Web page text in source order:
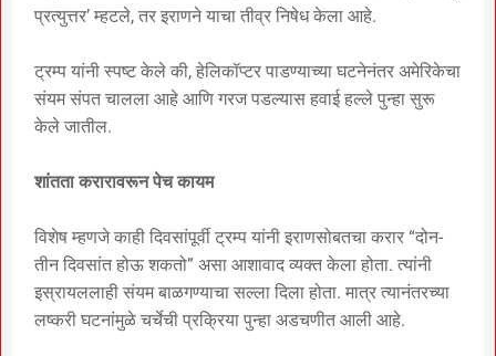
प्रत्युत्तर’ म्हटले, तर इराणने याचा तीव्र निषेध केला आहे.
ट्रम्प यांनी स्पष्ट केले की, हेलिकॉप्टर पाडण्याच्या घटनेनंतर अमेरिकेचा
संयम संपत चालला आहे आणि गरज पडल्यास हवाई हल्ले पुन्हा सुरू
केले जातील.
शांतता करारावरून पेच कायम
विशेष म्हणजे काही दिवसांपूर्वी ट्रम्प यांनी इराणसोबतचा करार “दोन-
तीन दिवसांत होऊ शकतो” असा आशावाद व्यक्त केला होता. त्यांनी
इस्रायललाही संयम बाळगण्याचा सल्ला दिला होता. मात्र त्यानंतरच्या
लष्करी घटनांमुळे चर्चेची प्रक्रिया पुन्हा अडचणीत आली आहे.